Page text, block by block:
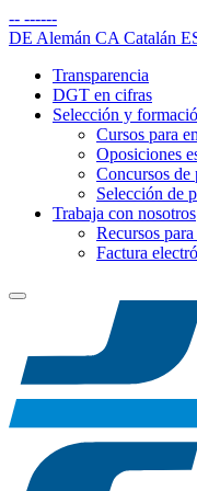
-- ------
DE Alemán CA Catalán
Transparencia
DGT en cifras
Selección y
Cursos para
Oposiciones
Concursos de
Selección de
Trabaja con nosotros
Recursos
Factura